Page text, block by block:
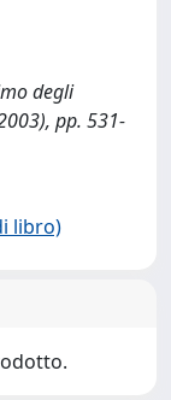
degli
pp. 531-
libro)